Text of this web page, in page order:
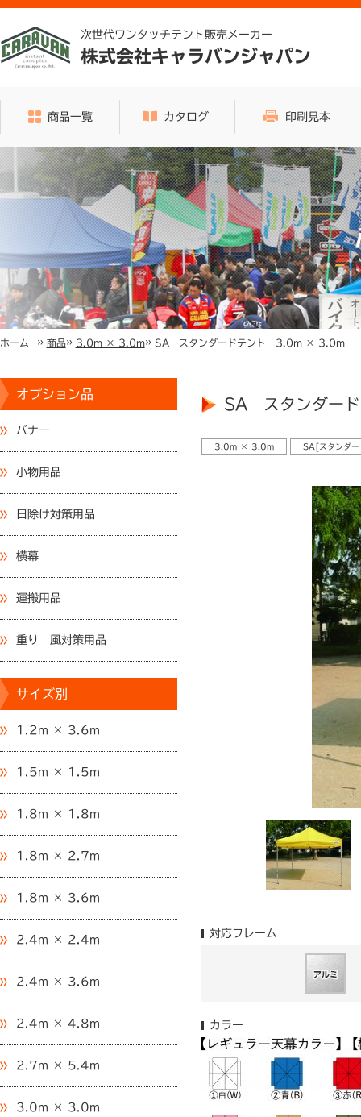
次世代ワンタッチテント販売メーカー
株式会社キャラバンジャパン
商品一覧 カタログ 印刷見本
ホーム » 商品» 3.0m × 3.0m» SA スタンダードテント 3.0m × 3.0m
オプション品
バナー
小物用品
日除け対策用品
横幕
運搬用品
重り 風対策用品
サイズ別
1.2m × 3.6m
1.5m × 1.5m
1.8m × 1.8m
1.8m × 2.7m
1.8m × 3.6m
2.4m × 2.4m
2.4m × 3.6m
2.4m × 4.8m
2.7m × 5.4m
3.0m × 3.0m
SA スタンダー
3.0m × 3.0m SA[スタンダー
対応フレーム
カラー